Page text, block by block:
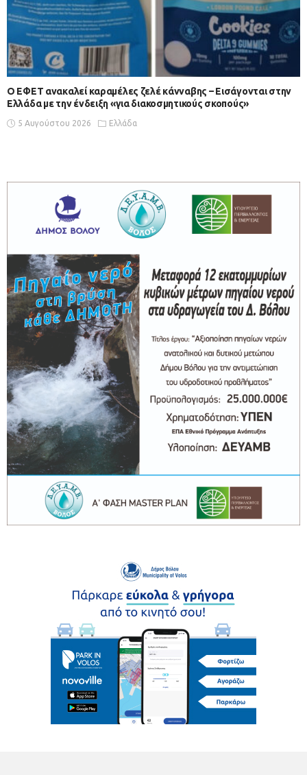
Ο ΕΦΕΤ ανακαλεί καραμέλες ζελέ κάνναβης – Εισάγονται στην
Ελλάδα με την ένδειξη «για διακοσμητικούς σκοπούς»
5 Αυγούστου 2026 Ελλάδα